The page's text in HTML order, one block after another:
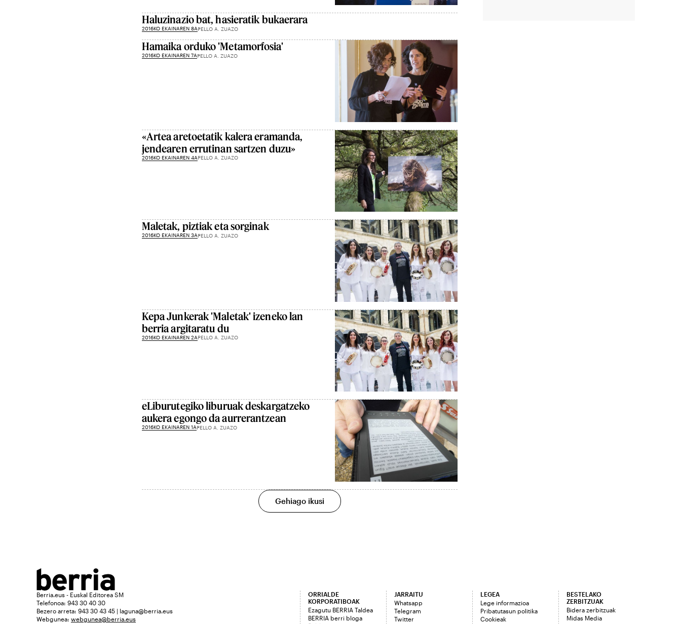
Haluzinazio bat, hasieratik bukaerara
2016KO EKAINAREN 8APELLO A. ZUAZO
Hamaika orduko 'Metamorfosia'
2016KO EKAINAREN 7APELLO A. ZUAZO
«Artea aretoetatik kalera eramanda,
jendearen errutinan sartzen duzu»
2016KO EKAINAREN 4APELLO A. ZUAZO
Maletak, piztiak eta sorginak
2016KO EKAINAREN 3APELLO A. ZUAZO
Kepa Junkerak 'Maletak' izeneko lan
berria argitaratu du
2016KO EKAINAREN 2APELLO A. ZUAZO
eLiburutegiko liburuak deskargatzeko
aukera egongo da aurrerantzean
2016KO EKAINAREN 1APELLO A. ZUAZO
Gehiago ikusi
Berria.eus - Euskal Editorea SM
Telefonoa: 943 30 40 30
Bezero arreta: 943 30 43 45 | laguna@berria.eus
Webgunea: webgunea@berria.eus
ORRIALDE
KORPORATIBOAK
Ezagutu BERRIA Taldea
BERRIA berri bloga
JARRAITU
Whatsapp
Telegram
Twitter
LEGEA
Lege informazioa
Pribatutasun politika
Cookieak
BESTELAKO
ZERBITZUAK
Bidera zerbitzuak
Midas Media